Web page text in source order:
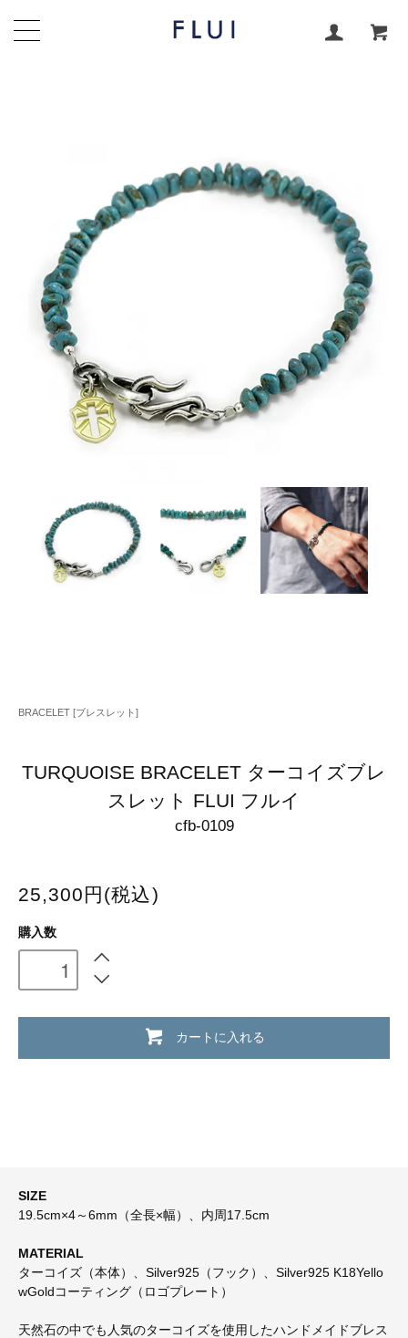
BRACELET [ブレスレット]
TURQUOISE BRACELET ターコイズブレ
スレット FLUI フルイ
cfb-0109
25,300円(税込)
購入数
カートに入れる
SIZE
19.5cm×4～6mm（全長×幅）、内周17.5cm
MATERIAL
ターコイズ（本体）、Silver925（フック）、Silver925 K18Yello
wGoldコーティング（ロゴプレート）
天然石の中でも人気のターコイズを使用したハンドメイドブレス